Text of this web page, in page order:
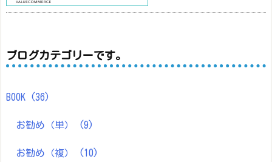
ブログカテゴリーです。
BOOK (36)
お勧め（単） (9)
お勧め（複） (10)